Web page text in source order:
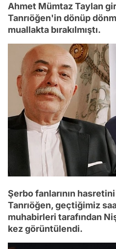
Ahmet Mümtaz Taylan
Tanrıöğen'in dönüp
muallakta bırakılmıştı.
Şerbo fanlarının
Tanrıöğen, geçtiğimiz
muhabirleri tarafından
kez görüntülendi.